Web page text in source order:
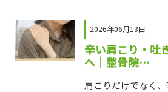
2026年06月13日
辛い肩こり・吐
へ｜整骨院…
肩こりだけでなく